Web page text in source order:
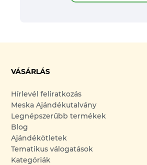
VÁSÁRLÁS
Hírlevél feliratkozás
Meska Ajándékutalvány
Legnépszerűbb termékek
Blog
Ajándékötletek
Tematikus válogatások
Kategóriák